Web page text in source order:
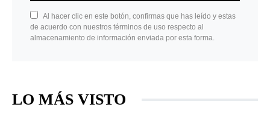
Al hacer clic en este botón, confirmas que has leído y estas
de acuerdo con nuestros términos de uso respecto al
almacenamiento de información enviada por esta forma.
LO MÁS VISTO